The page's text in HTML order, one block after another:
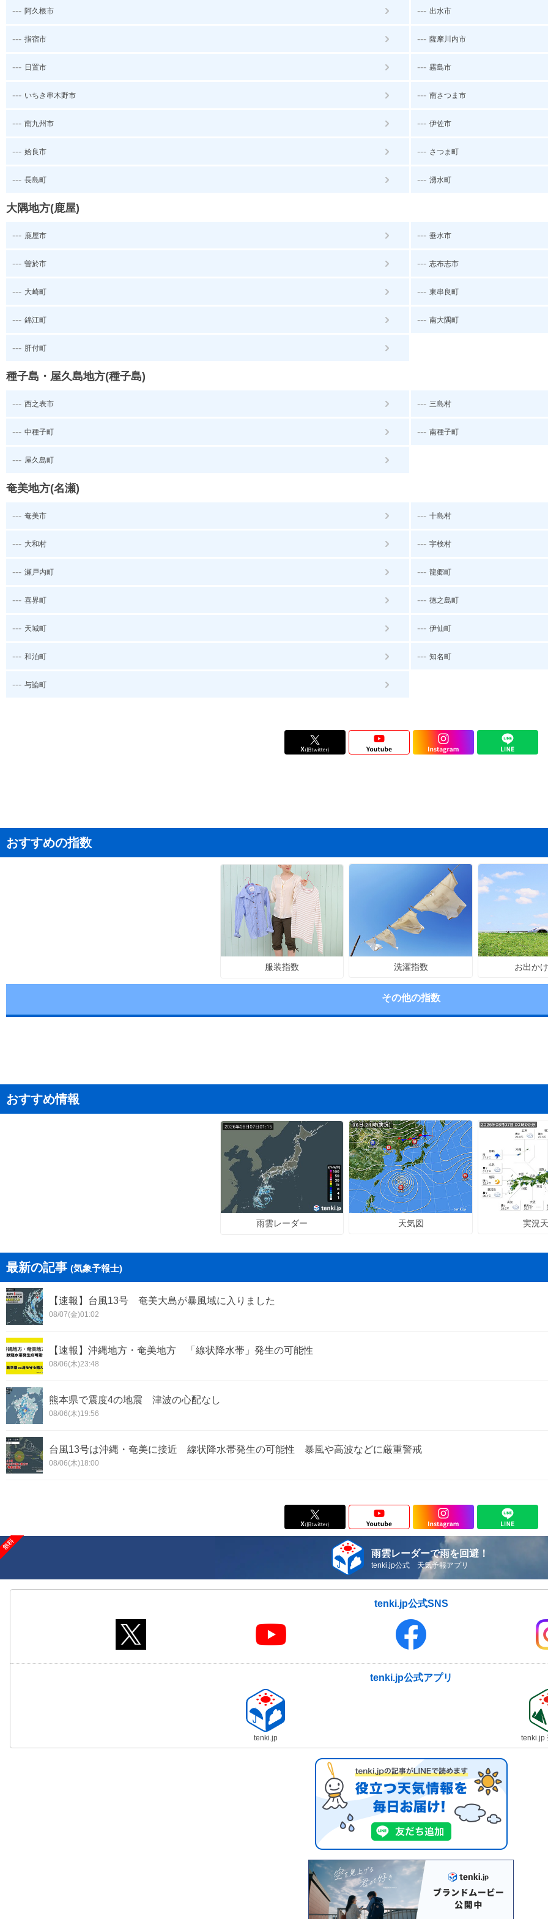
--- 阿久根市 --- 出水市
--- 指宿市 --- 薩摩川内市
--- 日置市 --- 霧島市
--- いちき串木野市 --- 南さつま市
--- 南九州市 --- 伊佐市
--- 姶良市 --- さつま町
--- 長島町 --- 湧水町
大隅地方(鹿屋)
--- 鹿屋市 --- 垂水市
--- 曽於市 --- 志布志市
--- 大崎町 --- 東串良町
--- 錦江町 --- 南大隅町
--- 肝付町
種子島・屋久島地方(種子島)
--- 西之表市 --- 三島村
--- 中種子町 --- 南種子町
--- 屋久島町
奄美地方(名瀬)
--- 奄美市 --- 十島村
--- 大和村 --- 宇検村
--- 瀬戸内町 --- 龍郷町
--- 喜界町 --- 徳之島町
--- 天城町 --- 伊仙町
--- 和泊町 --- 知名町
--- 与論町
おすすめの指数
服装指数 洗濯指数 お出か
その他の指数
おすすめ情報
雨雲レーダー 天気図 実況
最新の記事 (気象予報士)
【速報】台風13号 奄美大島が暴風域に入りました
08/07(金)01:02
【速報】沖縄地方・奄美地方 「線状降水帯」発生の可能性
08/06(木)23:48
熊本県で震度4の地震 津波の心配なし
08/06(木)19:56
台風13号は沖縄・奄美に接近 線状降水帯発生の可能性 暴風や高波などに厳重警戒
08/06(木)18:00
雨雲レーダーで雨を回避！
tenki.jp公式 天気予報アプリ
tenki.jp公式SNS
tenki.jp公式アプリ
tenki.jp tenki.jp